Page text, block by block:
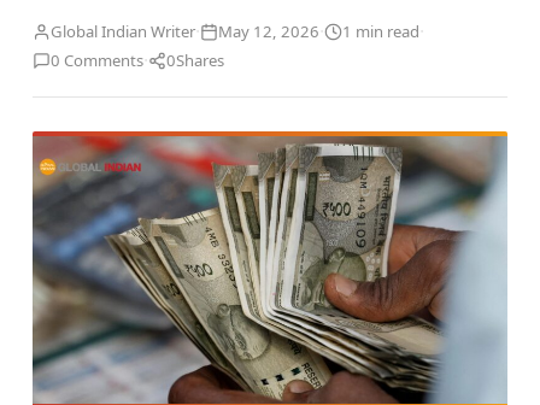
Global Indian Writer· May 12, 2026· 1 min read·
0 Comments· 0Shares